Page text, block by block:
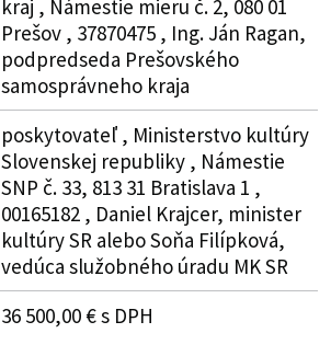
kraj , Námestie mieru č. 2, 080 01
Prešov , 37870475 , Ing. Ján Ragan,
podpredseda Prešovského
samosprávneho kraja
poskytovateľ , Ministerstvo kultúry
Slovenskej republiky , Námestie
SNP č. 33, 813 31 Bratislava 1 ,
00165182 , Daniel Krajcer, minister
kultúry SR alebo Soňa Filípková,
vedúca služobného úradu MK SR
36 500,00 € s DPH